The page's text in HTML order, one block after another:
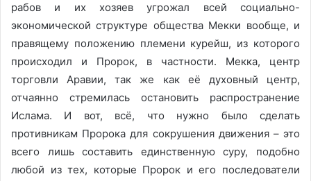
рабов и их хозяев угрожал всей социально-
экономической структуре общества Мекки вообще, и
правящему положению племени курейш, из которого
происходил и Пророк, в частности. Мекка, центр
торговли Аравии, так же как её духовный центр,
отчаянно стремилась остановить распространение
Ислама. И вот, всё, что нужно было сделать
противникам Пророка для сокрушения движения – это
всего лишь составить единственную суру, подобно
любой из тех, которые Пророк и его последователи